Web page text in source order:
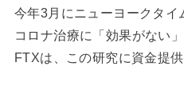
今年3月にニューヨークタイ
コロナ治療に「効果がない
FTXは、この研究に資金提